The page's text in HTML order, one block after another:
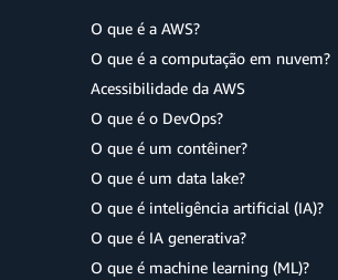
O que é a AWS?
O que é a computação em nuvem?
Acessibilidade da AWS
O que é o DevOps?
O que é um contêiner?
O que é um data lake?
O que é inteligência artificial (IA)?
O que é IA generativa?
O que é machine learning (ML)?